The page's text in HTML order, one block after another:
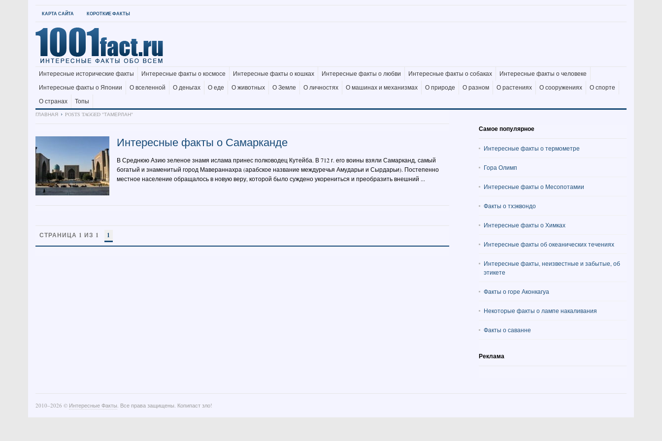
КАРТА САЙТА КОРОТКИЕ ФАКТЫ
Интересные исторические факты Интересные факты о космосе Интересные факты о кошках Интересные факты о любви Интересные факты о собаках
Интересные факты о человеке
Интересные факты о Японии
О вселенной О деньгах О еде О животных О Земле О личностях О машинах и механизмах О природе О разном О растениях О сооружениях
О спорте
О странах
Топы
ГЛАВНАЯ
POSTS TAGGED "ТАМЕРЛАН"
Интересные факты о Самарканде
В Среднюю Азию зеленое знамя ислама принес полководец Кутейба. В 712 г. его воины взяли Самарканд, самый
богатый и знаменитый город Мавераннахра (арабское название междуречья Амударьи и Сырдарьи). Постепенно
местное население обращалось в новую веру, которой было суждено укорениться и преобразить внешний ...
СТРАНИЦА 1 ИЗ 1 1
Самое популярное
Интересные факты о термометре
Гора Олимп
Интересные факты о Месопотамии
Факты о тхэквондо
Интересные факты о Химках
Интересные факты об океанических течениях
Интересные факты, неизвестные и забытые, об
этикете
Факты о горе Аконкагуа
Некоторые факты о лампе накаливания
Факты о саванне
Реклама
2010–2026 © Интересные Факты. Все права защищены. Копипаст зло!